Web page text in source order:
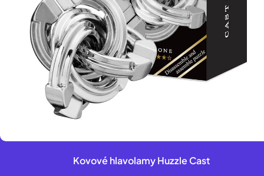
Kovové hlavolamy Huzzle Cast